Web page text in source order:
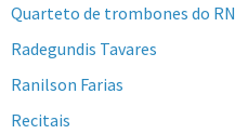
Quarteto de trombones do RN
Radegundis Tavares
Ranilson Farias
Recitais